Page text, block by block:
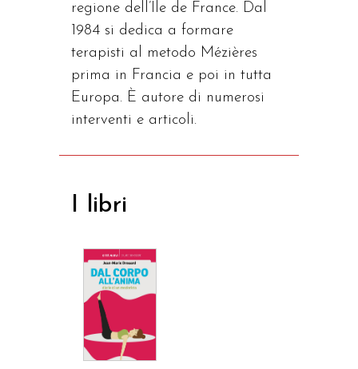
regione dell’Ile de France. Dal
1984 si dedica a formare
terapisti al metodo Mézières
prima in Francia e poi in tutta
Europa. È autore di numerosi
interventi e articoli.
I libri